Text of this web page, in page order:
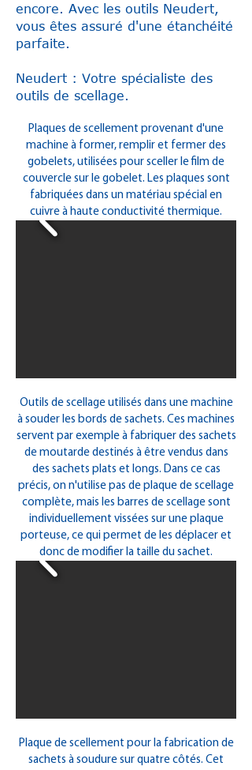
encore. Avec les outils Neudert,
vous êtes assuré d'une étanchéité
parfaite.
Neudert : Votre spécialiste des
outils de scellage.
Plaques de scellement provenant d'une
machine à former, remplir et fermer des
gobelets, utilisées pour sceller le film de
couvercle sur le gobelet. Les plaques sont
fabriquées dans un matériau spécial en
cuivre à haute conductivité thermique.
Outils de scellage utilisés dans une machine
à souder les bords de sachets. Ces machines
servent par exemple à fabriquer des sachets
de moutarde destinés à être vendus dans
des sachets plats et longs. Dans ce cas
précis, on n'utilise pas de plaque de scellage
complète, mais les barres de scellage sont
individuellement vissées sur une plaque
porteuse, ce qui permet de les déplacer et
donc de modifier la taille du sachet.
Plaque de scellement pour la fabrication de
sachets à soudure sur quatre côtés. Cet